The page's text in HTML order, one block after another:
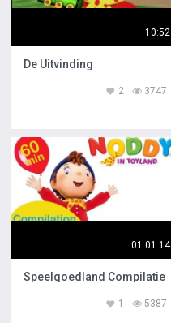
10:52
De Uitvinding
3747
2
01:01:14
Speelgoedland Compilatie
5387
1